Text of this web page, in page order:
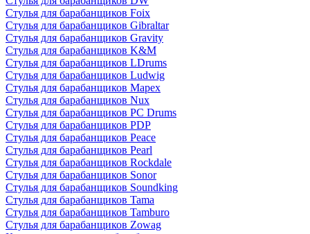
Стулья для барабанщиков Foix
Стулья для барабанщиков Gibraltar
Стулья для барабанщиков Gravity
Стулья для барабанщиков K&M
Стулья для барабанщиков LDrums
Стулья для барабанщиков Ludwig
Стулья для барабанщиков Mapex
Стулья для барабанщиков Nux
Стулья для барабанщиков PC Drums
Стулья для барабанщиков PDP
Стулья для барабанщиков Peace
Стулья для барабанщиков Pearl
Стулья для барабанщиков Rockdale
Стулья для барабанщиков Sonor
Стулья для барабанщиков Soundking
Стулья для барабанщиков Tama
Стулья для барабанщиков Tamburo
Стулья для барабанщиков Zowag